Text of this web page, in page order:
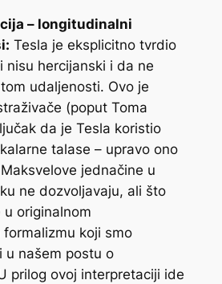
– longitudinalni
Tesla je eksplicitno tvrdio
nisu hercijanski i da ne
udaljenosti. Ovo je
(poput Toma
da je Tesla koristio
talase – upravo ono
jednačine u
ne dozvoljavaju, ali što
originalnom
koji smo
u našem postu o
prilog ovoj interpretaciji ide